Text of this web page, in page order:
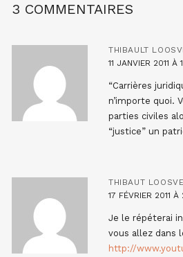
3 COMMENTAIRES
THIBAULT
11 JANVIER 2011 À
“Carrières
n’importe quoi.
parties civiles
“justice” un
THIBAUT
17 FÉVRIER 2011
Je le répéterai
vous allez dans
http://